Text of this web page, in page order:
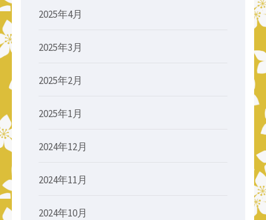
2025年4月
2025年3月
2025年2月
2025年1月
2024年12月
2024年11月
2024年10月